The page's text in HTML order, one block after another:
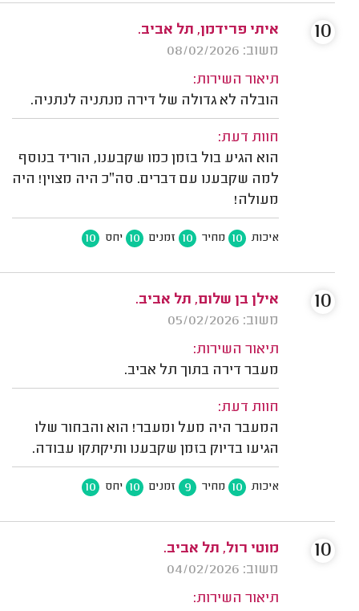
איתי פרידמן, תל אביב.
משוב: 08/02/2026
תיאור השירות:
הובלה לא גדולה של דירה מנתניה לנתניה.
חוות דעת:
הוא הגיע בול בזמן כמו שקבענו, הוריד בנוסף
למה שקבענו עם דברים. סה״כ היה מצוין! היה
מעולה!
איכות 10 מחיר 10 זמנים 10 יחס 10
10
אילן בן שלום, תל אביב.
משוב: 05/02/2026
תיאור השירות:
מעבר דירה בתוך תל אביב.
חוות דעת:
המעבר היה מעל ומעבר! הוא והבחור שלו
הגיעו בדיוק בזמן שקבענו ותיקתקו עבודה.
איכות 10 מחיר 9 זמנים 10 יחס 10
10
מוטי רול, תל אביב.
משוב: 04/02/2026
תיאור השירות:
10